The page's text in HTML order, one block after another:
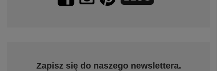
Zapisz się do naszego newslettera.